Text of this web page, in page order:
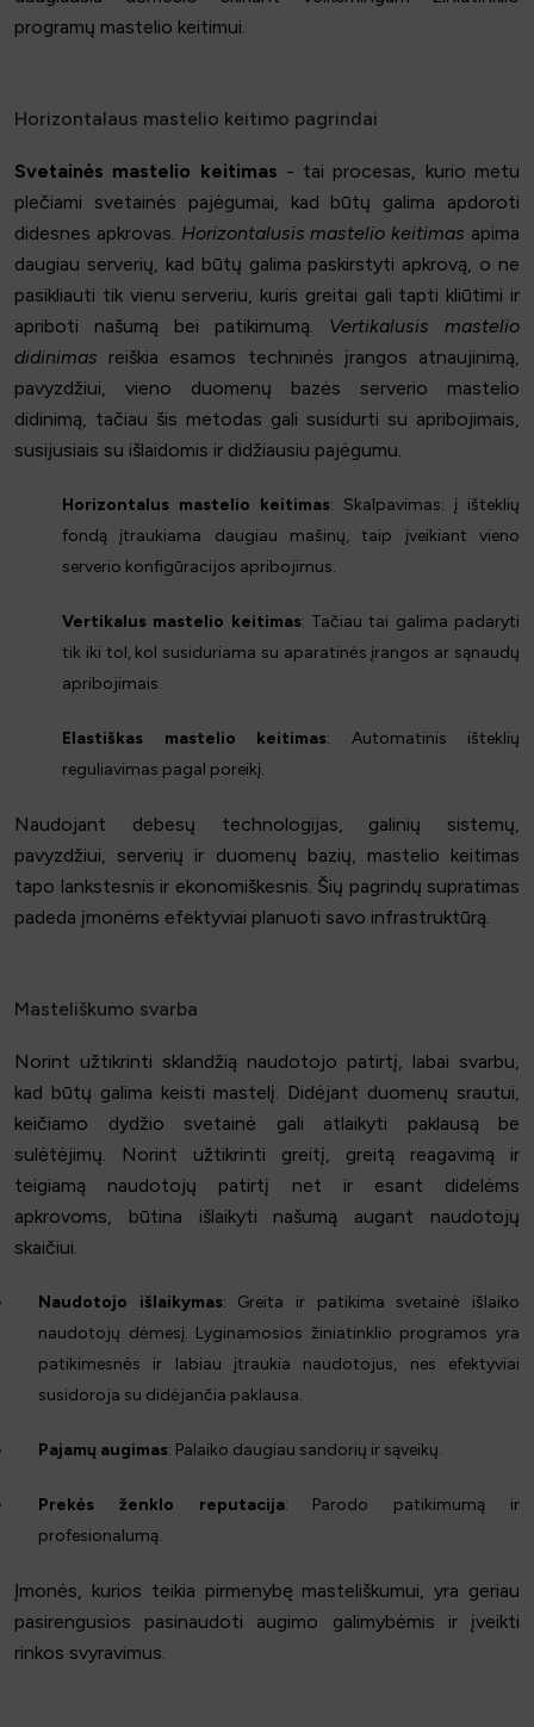
programų mastelio keitimui.
Horizontalaus mastelio keitimo pagrindai
Svetainės mastelio keitimas - tai procesas, kurio metu
plečiami svetainės pajėgumai, kad būtų galima apdoroti
didesnes apkrovas. Horizontalusis mastelio keitimas apima
daugiau serverių, kad būtų galima paskirstyti apkrovą, o ne
pasikliauti tik vienu serveriu, kuris greitai gali tapti kliūtimi ir
apriboti našumą bei patikimumą. Vertikalusis mastelio
didinimas reiškia esamos techninės įrangos atnaujinimą,
pavyzdžiui, vieno duomenų bazės serverio mastelio
didinimą, tačiau šis metodas gali susidurti su apribojimais,
susijusiais su išlaidomis ir didžiausiu pajėgumu.
Horizontalus mastelio keitimas: Skalpavimas: į išteklių
fondą įtraukiama daugiau mašinų, taip įveikiant vieno
serverio konfigūracijos apribojimus.
Vertikalus mastelio keitimas: Tačiau tai galima padaryti
tik iki tol, kol susiduriama su aparatinės įrangos ar sąnaudų
apribojimais.
Elastiškas mastelio keitimas: Automatinis išteklių
reguliavimas pagal poreikį.
Naudojant debesų technologijas, galinių sistemų,
pavyzdžiui, serverių ir duomenų bazių, mastelio keitimas
tapo lankstesnis ir ekonomiškesnis. Šių pagrindų supratimas
padeda įmonėms efektyviai planuoti savo infrastruktūrą.
Masteliškumo svarba
Norint užtikrinti sklandžią naudotojo patirtį, labai svarbu,
kad būtų galima keisti mastelį. Didėjant duomenų srautui,
keičiamo dydžio svetainė gali atlaikyti paklausą be
sulėtėjimų. Norint užtikrinti greitį, greitą reagavimą ir
teigiamą naudotojų patirtį net ir esant didelėms
apkrovoms, būtina išlaikyti našumą augant naudotojų
skaičiui.
Naudotojo išlaikymas: Greita ir patikima svetainė išlaiko
naudotojų dėmesį. Lyginamosios žiniatinklio programos yra
patikimesnės ir labiau įtraukia naudotojus, nes efektyviai
susidoroja su didėjančia paklausa.
Pajamų augimas: Palaiko daugiau sandorių ir sąveikų.
Prekės ženklo reputacija: Parodo patikimumą ir
profesionalumą.
Įmonės, kurios teikia pirmenybę masteliškumui, yra geriau
pasirengusios pasinaudoti augimo galimybėmis ir įveikti
rinkos svyravimus.